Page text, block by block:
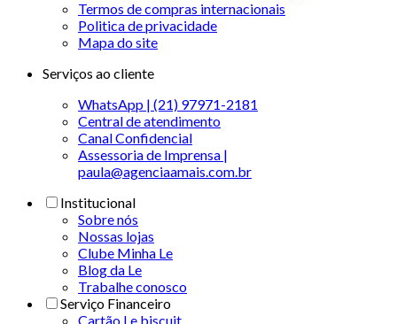
Termos de compras internacionais
Politica de privacidade
Mapa do site
Serviços ao cliente
WhatsApp | (21) 97971-2181
Central de atendimento
Canal Confidencial
Assessoria de Imprensa |
paula@agenciaamais.com.br
Institucional
Sobre nós
Nossas lojas
Clube Minha Le
Blog da Le
Trabalhe conosco
Serviço Financeiro
Cartão Le biscuit